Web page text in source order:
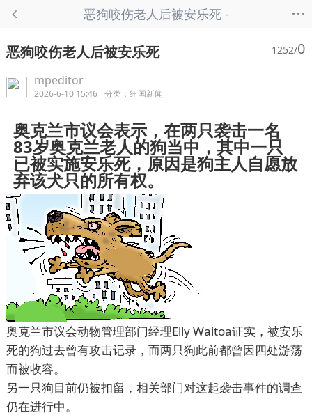
恶狗咬伤老人后被安乐死 -
...
恶狗咬伤老人后被安乐死 1252/0
mpeditor
2026-6-10 15:46 分类： 纽国新闻
奥克兰市议会表示，在两只袭击一名
83岁奥克兰老人的狗当中，其中一只
已被实施安乐死，原因是狗主人自愿放
弃该犬只的所有权。
奥克兰市议会动物管理部门经理Elly Waitoa证实，被安乐
死的狗过去曾有攻击记录，而两只狗此前都曾因四处游荡
而被收容。
另一只狗目前仍被扣留，相关部门对这起袭击事件的调查
仍在进行中。